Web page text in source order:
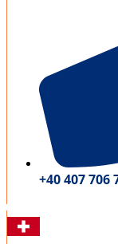
+40 407 706